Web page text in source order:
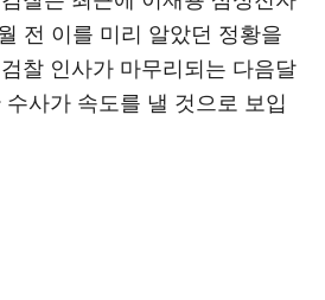
전 이를 미리 알았던 정황을
찰 인사가 마무리되는 다음달
사가 속도를 낼 것으로 보입